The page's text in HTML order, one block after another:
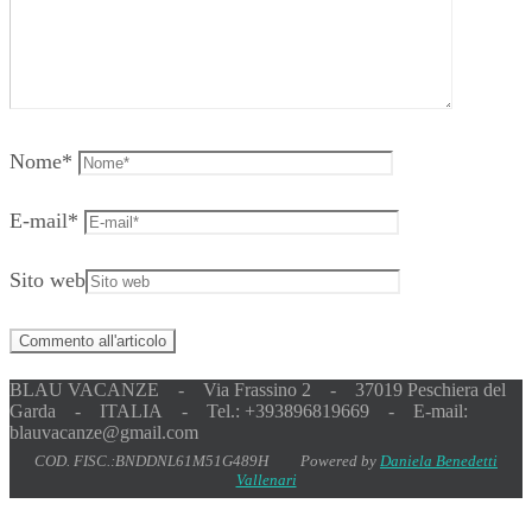
Nome*
E-mail*
Sito web
BLAU VACANZE - Via Frassino 2 - 37019 Peschiera del
Garda - ITALIA - Tel.: +393896819669 - E-mail:
blauvacanze@gmail.com
COD. FISC.:BNDDNL61M51G489H Powered by Daniela Benedetti
Vallenari